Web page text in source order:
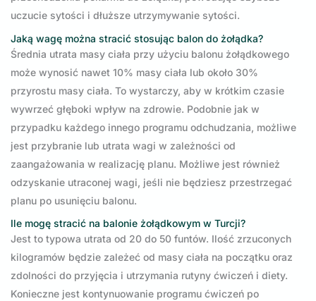
uczucie sytości i dłuższe utrzymywanie sytości.
Jaką wagę można stracić stosując balon do żołądka?
Średnia utrata masy ciała przy użyciu balonu żołądkowego
może wynosić nawet 10% masy ciała lub około 30%
przyrostu masy ciała. To wystarczy, aby w krótkim czasie
wywrzeć głęboki wpływ na zdrowie. Podobnie jak w
przypadku każdego innego programu odchudzania, możliwe
jest przybranie lub utrata wagi w zależności od
zaangażowania w realizację planu. Możliwe jest również
odzyskanie utraconej wagi, jeśli nie będziesz przestrzegać
planu po usunięciu balonu.
Ile mogę stracić na balonie żołądkowym w Turcji?
Jest to typowa utrata od 20 do 50 funtów. Ilość zrzuconych
kilogramów będzie zależeć od masy ciała na początku oraz
zdolności do przyjęcia i utrzymania rutyny ćwiczeń i diety.
Konieczne jest kontynuowanie programu ćwiczeń po